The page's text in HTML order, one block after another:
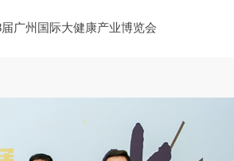
广州国际大健康产业博览会